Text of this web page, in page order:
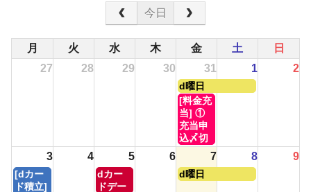
今日
月 火 水 木 金 土
日
27
28 29 30 31 1 2
金
曜
日,
7
月
31st
d曜日
金
曜
日,
7
月
2026
[料金充
当] ①
充当申
込〆切
3 4 5 6 7 8 9
月
曜
[dカー
ド積立]
水
曜
dカー
ドデー
金
d曜日